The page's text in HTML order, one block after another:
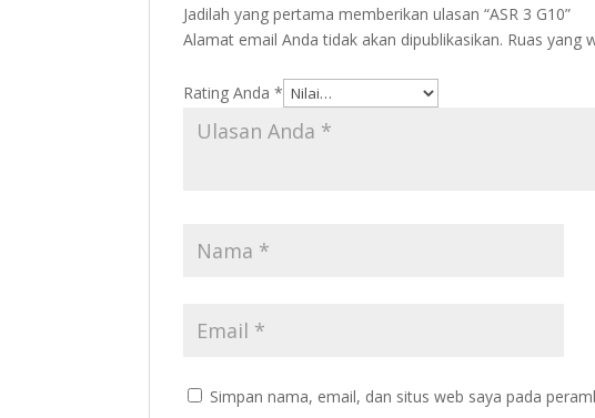
Jadilah yang pertama memberikan ulasan “ASR 3 G10”
Alamat email Anda tidak akan dipublikasikan. Ruas yang
Rating Anda*
Simpan nama, email, dan situs web saya pada